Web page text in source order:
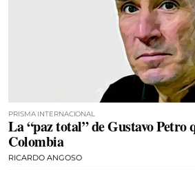
PRISMA INTERNACIONAL
La “paz total” de Gustavo Petro
Colombia
RICARDO ANGOSO